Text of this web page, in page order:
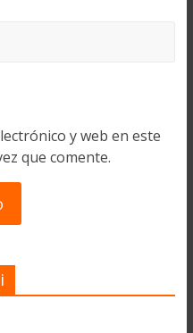
y web en este
que comente.